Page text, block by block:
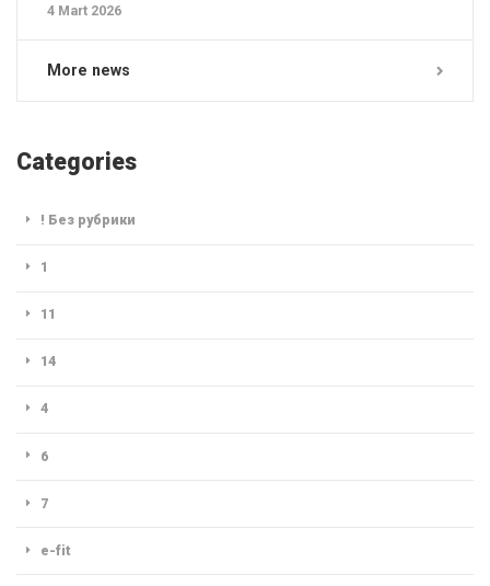
4 Mart 2026
More news
Categories
! Без рубрики
1
11
14
4
6
7
e-fit